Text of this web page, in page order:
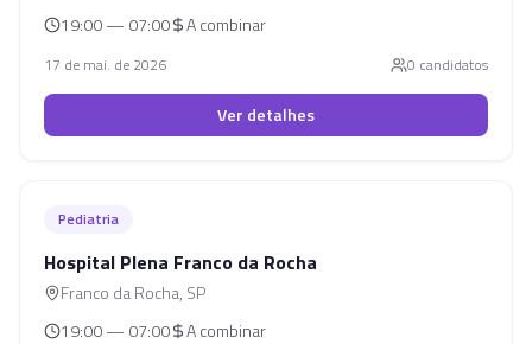
19:00 — 07:00
A combinar
17 de mai. de 2026 0 candidatos
Ver detalhes
Pediatria
Hospital Plena Franco da Rocha
Franco da Rocha, SP
19:00 — 07:00
A combinar